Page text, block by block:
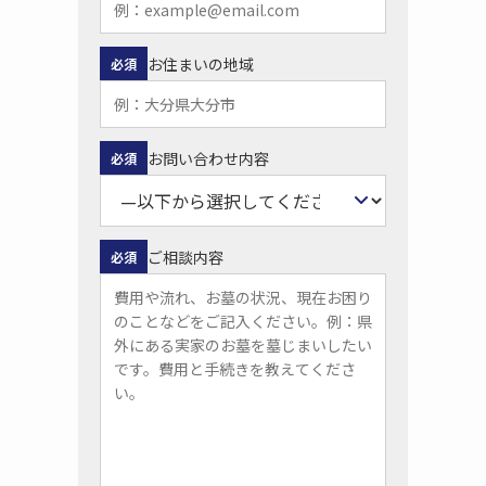
お住まいの地域
必須
お問い合わせ内容
必須
ご相談内容
必須